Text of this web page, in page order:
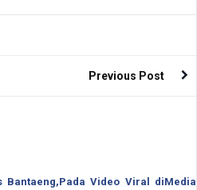
Previous Post
Bantaeng,Pada Video Viral diMedia